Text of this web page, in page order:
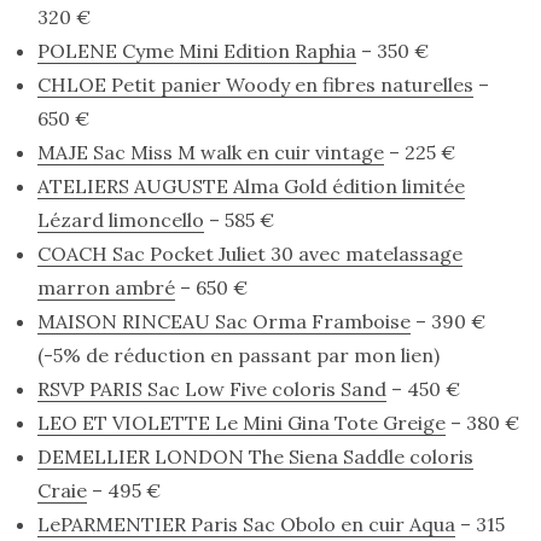
Les
sacs
320 €
POLENE Cyme Mini Edition Raphia – 350 €
CHLOE Petit panier Woody en fibres naturelles –
650 €
MAJE Sac Miss M walk en cuir vintage – 225 €
ATELIERS AUGUSTE Alma Gold édition limitée
Lézard limoncello – 585 €
COACH Sac Pocket Juliet 30 avec matelassage
marron ambré – 650 €
MAISON RINCEAU Sac Orma Framboise – 390 €
(-5% de réduction en passant par mon lien)
RSVP PARIS Sac Low Five coloris Sand – 450 €
LEO ET VIOLETTE Le Mini Gina Tote Greige – 380 €
DEMELLIER LONDON The Siena Saddle coloris
Craie – 495 €
LePARMENTIER Paris Sac Obolo en cuir Aqua – 315